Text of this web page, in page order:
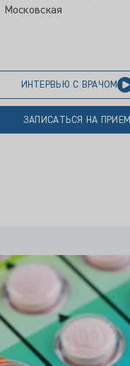
Московская
ИНТЕРВЬЮ С ВРАЧОМ
ЗАПИСАТЬСЯ НА ПРИЕМ